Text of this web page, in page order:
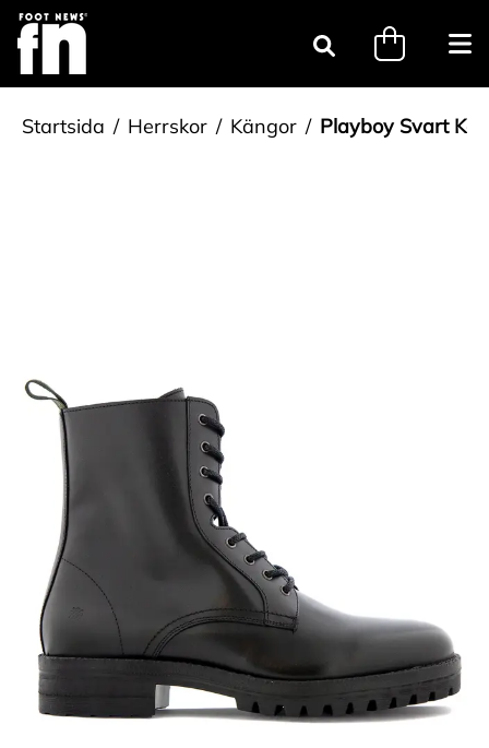
Sök
Startsida Herrskor Kängor Playboy Svart